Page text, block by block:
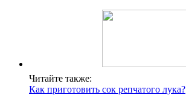
Читайте также:
Как приготовить сок репчатого лука?